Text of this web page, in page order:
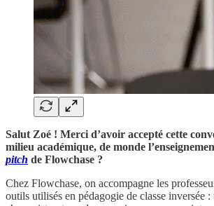
Salut Zoé ! Merci d’avoir accepté cette
milieu académique, de monde
pitch de Flowchase ?
Chez Flowchase, on accompagne les
outils utilisés en pédagogie de classe inversée